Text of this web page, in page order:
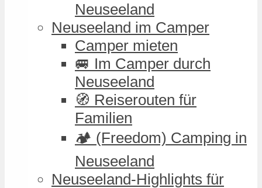
Neuseeland
Neuseeland im Camper
Camper mieten
🚐 Im Camper durch
Neuseeland
🧭 Reiserouten für
Familien
🏕️ (Freedom) Camping in
Neuseeland
Neuseeland-Highlights für